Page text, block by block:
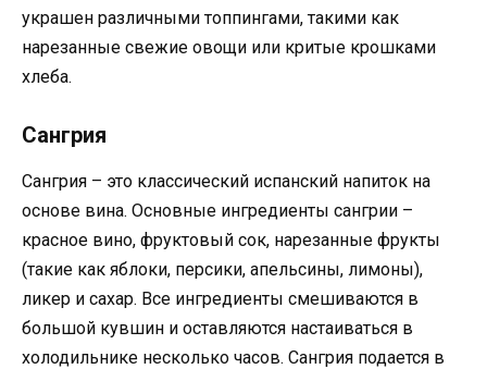
украшен различными топпингами, такими как
нарезанные свежие овощи или критые крошками
хлеба.
Сангрия
Сангрия – это классический испанский напиток на
основе вина. Основные ингредиенты сангрии –
красное вино, фруктовый сок, нарезанные фрукты
(такие как яблоки, персики, апельсины, лимоны),
ликер и сахар. Все ингредиенты смешиваются в
большой кувшин и оставляются настаиваться в
холодильнике несколько часов. Сангрия подается в